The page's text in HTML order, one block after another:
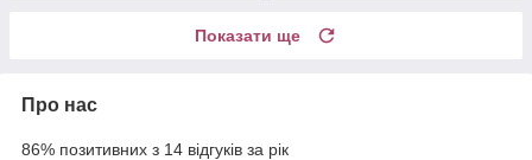
Показати ще
Про нас
86% позитивних з 14 відгуків за рік